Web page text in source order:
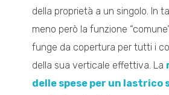
della proprietà a un singolo. In
meno però la funzione
funge da copertura per tutti i
della sua verticale effettiva. La
delle spese per un lastrico